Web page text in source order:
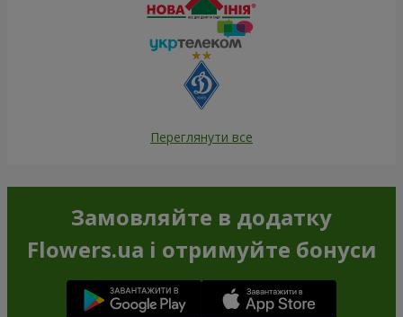
Переглянути все
Замовляйте в додатку
Flowers.ua і отримуйте бонуси